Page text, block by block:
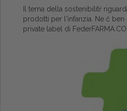
Il tema della sostenibilitŕ
prodotti per l'infanzia. Ne č ben
private label di FederFARMA.CO